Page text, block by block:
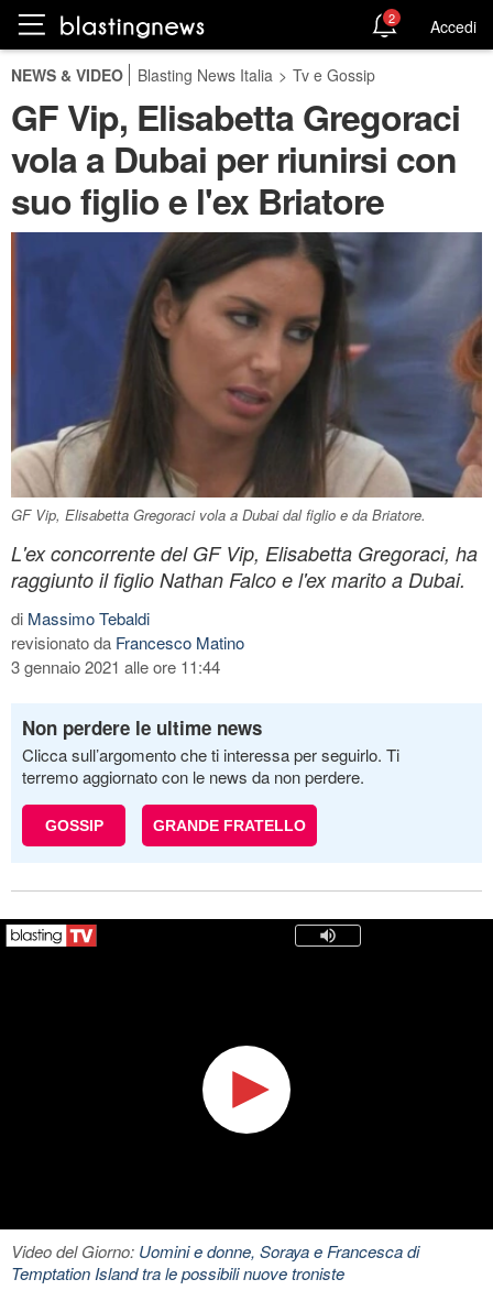
2 Accedi
NEWS & VIDEO Blasting News Italia > Tv e Gossip
GF Vip, Elisabetta Gregoraci
vola a Dubai per riunirsi con
suo figlio e l'ex Briatore
GF Vip, Elisabetta Gregoraci vola a Dubai dal figlio e da Briatore.
L'ex concorrente del GF Vip, Elisabetta Gregoraci, ha
raggiunto il figlio Nathan Falco e l'ex marito a Dubai.
di Massimo Tebaldi
revisionato da Francesco Matino
3 gennaio 2021 alle ore 11:44
Non perdere le ultime news
Clicca sull’argomento che ti interessa per seguirlo. Ti
terremo aggiornato con le news da non perdere.
GOSSIP GRANDE FRATELLO
Video del Giorno: Uomini e donne, Soraya e Francesca di
Temptation Island tra le possibili nuove troniste